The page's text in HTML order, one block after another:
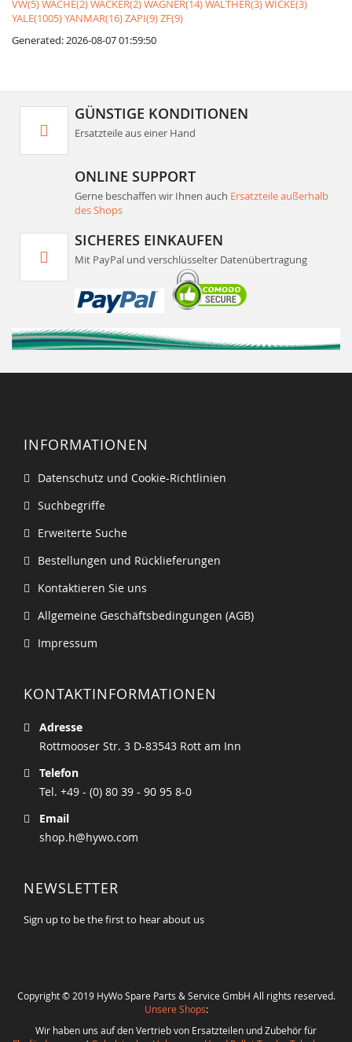
VW(5)WACHE(2)WACKER(2)WAGNER(14)WALTHER(3)WICKE(3)
YALE(1005)YANMAR(16)ZAPI(9)ZF(9)
Generated: 2026-08-07 01:59:50
GÜNSTIGE KONDITIONEN
Ersatzteile aus einer Hand
ONLINE SUPPORT
Gerne beschaffen wir Ihnen auch Ersatzteile außerhalb
des Shops
SICHERES EINKAUFEN
Mit PayPal und verschlüsselter Datenübertragung
INFORMATIONEN
Datenschutz und Cookie-Richtlinien
Suchbegriffe
Erweiterte Suche
Bestellungen und Rücklieferungen
Kontaktieren Sie uns
Allgemeine Geschäftsbedingungen (AGB)
Impressum
KONTAKTINFORMATIONEN
Adresse
Rottmooser Str. 3 D-83543 Rott am Inn
Telefon
Tel. +49 - (0) 80 39 - 90 95 8-0
Email
shop.h@hywo.com
NEWSLETTER
Sign up to be the first to hear about us
Copyright © 2019 HyWo Spare Parts & Service GmbH All rights reserved.
Unsere Shops:
Wir haben uns auf den Vertrieb von Ersatzteilen und Zubehör für